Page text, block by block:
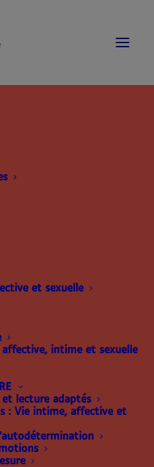
et sexuelle
intime et sexuelle
et lecture adaptés
: Vie intime, affective et